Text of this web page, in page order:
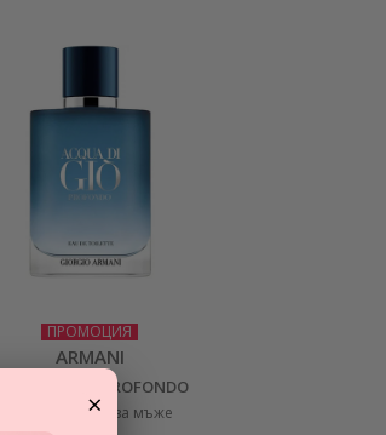
ПРОМОЦИЯ
ARMANI
ACQUA DI GIO PROFONDO
тоалетна вода за мъже
×